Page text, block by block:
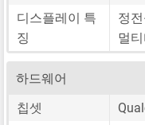
디스플레이 특
징
정
멀
하드웨어
칩셋